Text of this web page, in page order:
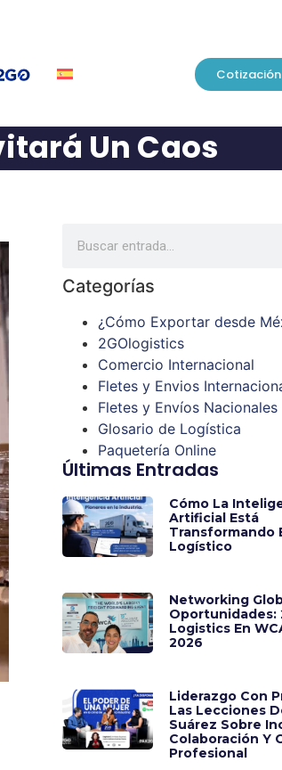
Cotización
Un Caos
Categorías
¿Cómo Exportar desde
2GOlogistics
Comercio Internacional
Fletes y Envios
Fletes y Envíos Nacionales
Glosario de Logística
Paquetería Online
Últimas Entradas
Cómo La
Artificial Está
Transformando
Logístico
Networking
Oportunidades:
Logistics En
2026
Liderazgo Con
Las Lecciones
Suárez Sobre
Colaboración Y
Profesional